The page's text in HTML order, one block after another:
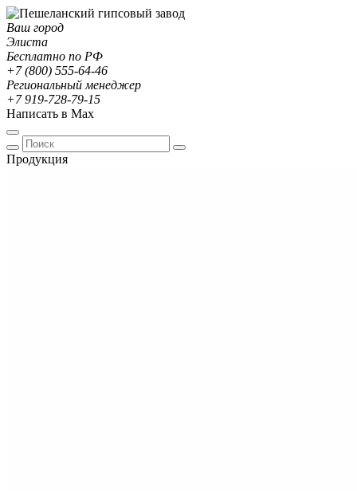
Ваш город
Элиста
Бесплатно по РФ
+7 (800) 555-64-46
Региональный менеджер
+7 919-728-79-15
Написать в Max
Продукция